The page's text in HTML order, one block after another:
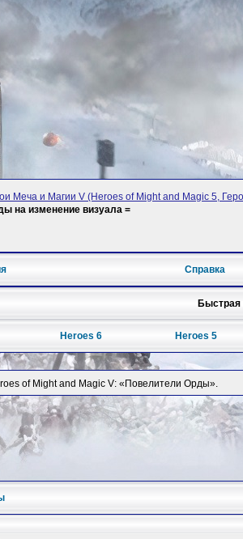
Меча и Магии V (Heroes of Might and Magic 5,
на изменение визуала =
Справка
Быстрая
Heroes 6 Heroes 5
of Might and Magic V: «Повелители Орды».